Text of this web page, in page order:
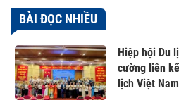
BÀI ĐỌC NHIỀU
Hiệp hội Du
cường liên
lịch Việt Nam